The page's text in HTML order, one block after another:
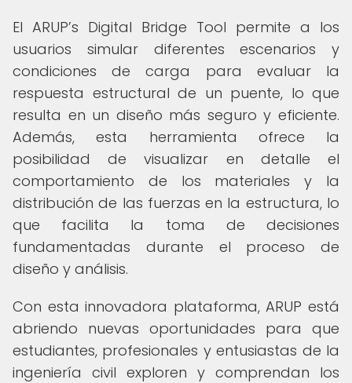
El ARUP’s Digital Bridge Tool permite a los
usuarios simular diferentes escenarios y
condiciones de carga para evaluar la
respuesta estructural de un puente, lo que
resulta en un diseño más seguro y eficiente.
Además, esta herramienta ofrece la
posibilidad de visualizar en detalle el
comportamiento de los materiales y la
distribución de las fuerzas en la estructura, lo
que facilita la toma de decisiones
fundamentadas durante el proceso de
diseño y análisis.
Con esta innovadora plataforma, ARUP está
abriendo nuevas oportunidades para que
estudiantes, profesionales y entusiastas de la
ingeniería civil exploren y comprendan los